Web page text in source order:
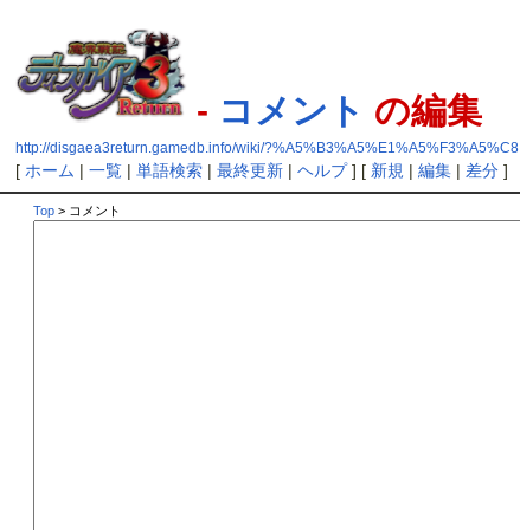
- コメント の編集
http://disgaea3return.gamedb.info/wiki/?%A5%B3%A5%E1%A5%F3%A5%C8
[ ホーム |一覧 |単語検索 |最終更新 |ヘルプ] [ 新規 |編集 | 差分 ]
Top > コメント